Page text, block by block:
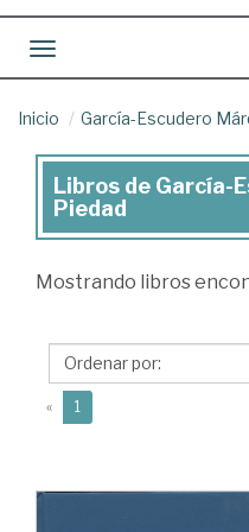
Toggle navigation
Inicio García-Escudero
Libros
de
García-
Márquez,
Piedad
Libros de García-
Piedad
Mostrando libros
« 1